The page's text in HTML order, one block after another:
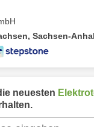
Sachsen-
neuesten